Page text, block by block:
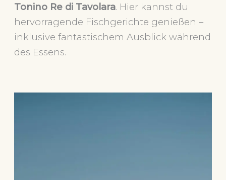
Tonino Re di Tavolara. Hier kannst du
hervorragende Fischgerichte genießen –
inklusive fantastischem Ausblick während
des Essens.